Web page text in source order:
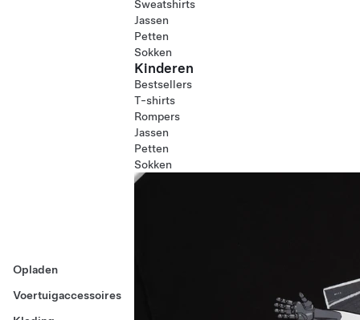
Opladen
Voertuigaccessoires
Sweatshirts
Jassen
Petten
Sokken
Kinderen
Bestsellers
T-shirts
Rompers
Jassen
Petten
Sokken